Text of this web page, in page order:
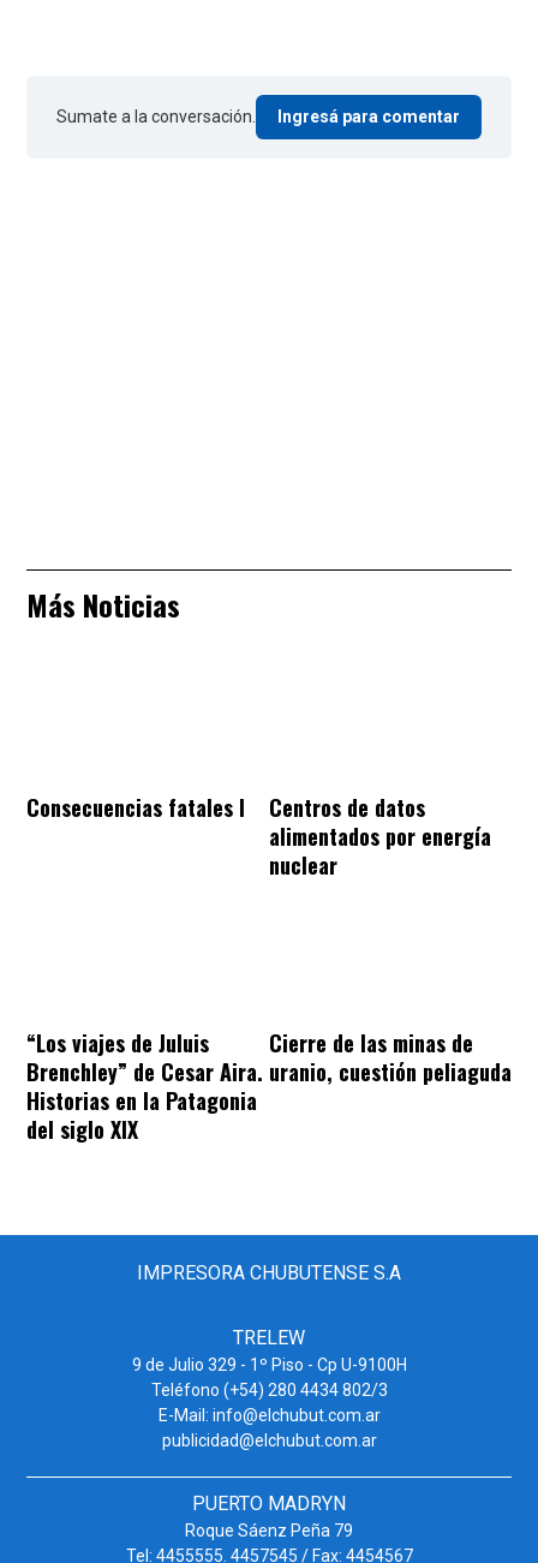
Sumate a la conversación. Ingresá para comentar
Más Noticias
Consecuencias fatales I
Centros de datos
alimentados por energía
nuclear
“Los viajes de Juluis
Brenchley” de Cesar Aira.
Historias en la Patagonia
del siglo XIX
Cierre de las minas de
uranio, cuestión peliaguda
IMPRESORA CHUBUTENSE S.A
TRELEW
9 de Julio 329 - 1º Piso - Cp U-9100H
Teléfono (+54) 280 4434 802/3
E-Mail: info@elchubut.com.ar
publicidad@elchubut.com.ar
PUERTO MADRYN
Roque Sáenz Peña 79
Tel: 4455555. 4457545 / Fax: 4454567